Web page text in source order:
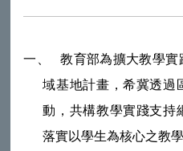
一、
教育部為擴大教學
域基地計畫，希冀透過
動，共構教學實踐支持
落實以學生為核心之教